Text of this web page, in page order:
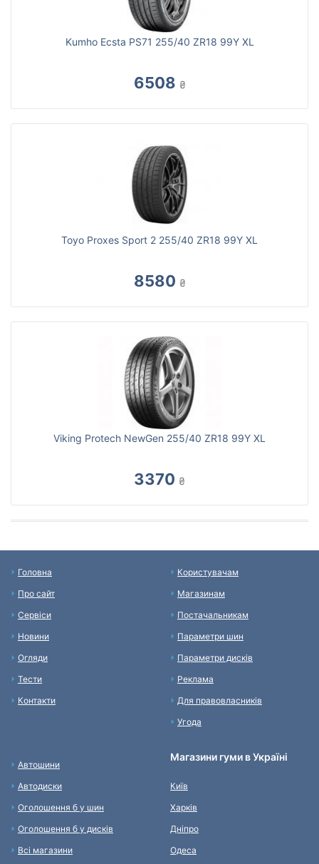
Kumho Ecsta PS71 255/40 ZR18 99Y XL
6508 ₴
Toyo Proxes Sport 2 255/40 ZR18 99Y XL
8580 ₴
Viking Protech NewGen 255/40 ZR18 99Y XL
3370 ₴
Головна
Про сайт
Сервіси
Новини
Огляди
Тести
Контакти
Користувачам
Магазинам
Постачальникам
Параметри шин
Параметри дисків
Реклама
Для правовласників
Угода
Автошини
Автодиски
Оголошення б у шин
Оголошення б у дисків
Всі магазини
Магазини гуми в Україні
Київ
Харків
Дніпро
Одеса